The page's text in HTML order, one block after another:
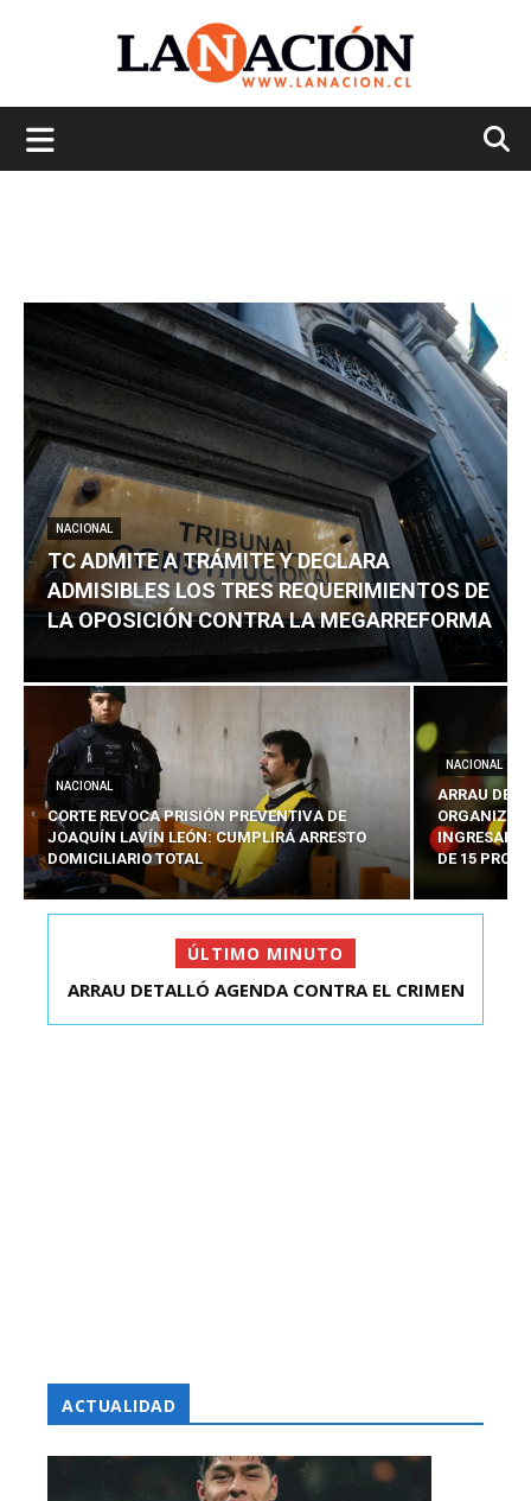
NACIONAL
TC ADMITE A TRÁMITE Y DECLARA
ADMISIBLES LOS TRES REQUERIMIENTOS DE
LA OPOSICIÓN CONTRA LA MEGARREFORMA
NACIONAL
CORTE REVOCA PRISIÓN PREVENTIVA DE
JOAQUÍN LAVÍN LEÓN: CUMPLIRÁ ARRESTO
DOMICILIARIO TOTAL
NACIONAL
ARRAU
INGRESARÁ
DE 15
ÚLTIMO MINUTO
TC ADMITE A TRÁMITE Y DECLARA ADMISIBLES
ARRAU DETALLÓ AGENDA CONTRA EL CRIMEN
ACTUALIDAD